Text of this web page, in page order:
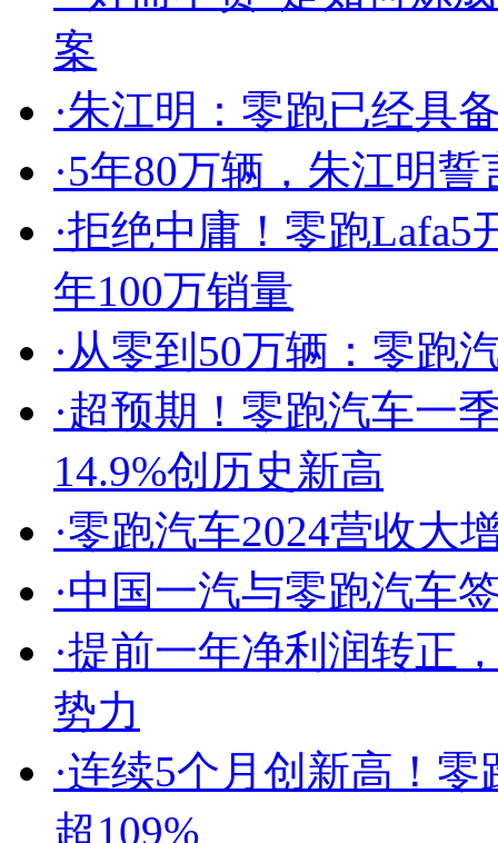
案
·朱江明：零跑已经具
·5年80万辆，朱江明
·拒绝中庸！零跑Lafa5
年100万销量
·从零到50万辆：零跑
·超预期！零跑汽车一
14.9%创历史新高
·零跑汽车2024营收大
·中国一汽与零跑汽车
·提前一年净利润转正
势力
·连续5个月创新高！零
超109%